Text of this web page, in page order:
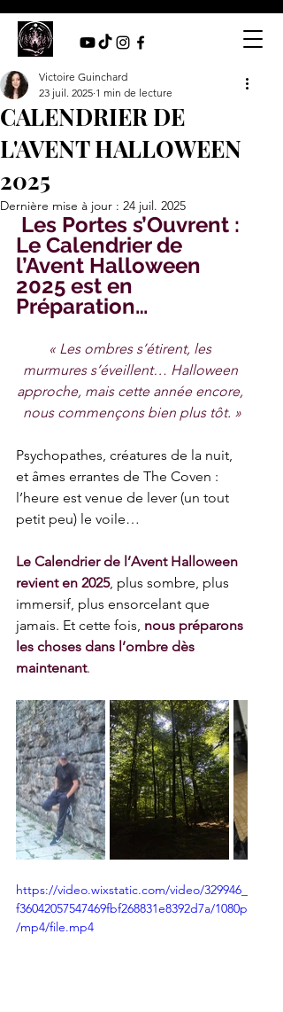
CALENDRIER DE
L'AVENT HALLOWEEN
2025
Victoire Guinchard
23 juil. 2025 1 min de lecture
Dernière mise à jour : 24 juil. 2025
Les Portes s’Ouvrent :
Le Calendrier de
l’Avent Halloween
2025 est en
Préparation…
« Les ombres s’étirent, les
murmures s’éveillent… Halloween
approche, mais cette année encore,
nous commençons bien plus tôt. »
Psychopathes, créatures de la nuit,
et âmes errantes de The Coven :
l’heure est venue de lever (un tout
petit peu) le voile…
Le Calendrier de l’Avent Halloween
revient en 2025, plus sombre, plus
immersif, plus ensorcelant que
jamais. Et cette fois, nous préparons
les choses dans l’ombre dès
maintenant.
https://video.wixstatic.com/video/329946_
f36042057547469fbf268831e8392d7a/1080p
/mp4/file.mp4